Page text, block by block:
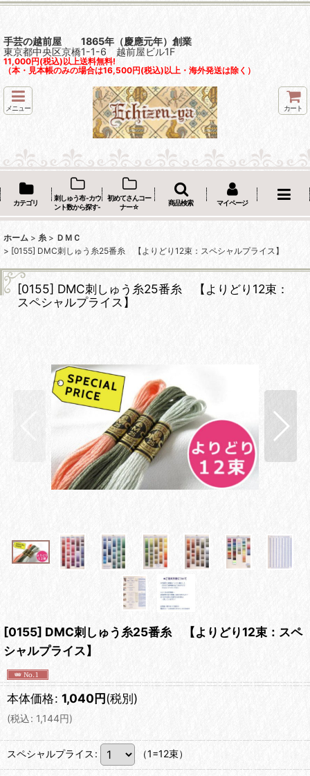
手芸の越前屋 1865年（慶應元年）創業
東京都中央区京橋1-1-6 越前屋ビル1F
11,000円(税込)以上送料無料!
（本・見本帳のみの場合は16,500円(税込)以上・海外発送は除く）
メニュー カート
カテゴリ
刺しゅう布 -カウ
ント数から探す-
初めてさんコー
ナー☆
商品検索 マイページ
ホーム > 糸 > ＤＭＣ
> [0155] DMC刺しゅう糸25番糸 【よりどり12束：スペシャルプライス】
[0155] DMC刺しゅう糸25番糸 【よりどり12束：
スペシャルプライス】
[0155] DMC刺しゅう糸25番糸 【よりどり12束：スペ
シャルプライス】
本体価格: 1,040円(税別)
(税込: 1,144円)
スペシャルプライス : （1=12束）